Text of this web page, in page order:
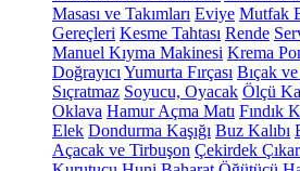
Masası ve Takımları Eviye Mutfak
Gereçleri Kesme Tahtası Rende
Manuel Kıyma Makinesi Krema
Doğrayıcı Yumurta Fırçası Bıçak
Sıçratmaz Soyucu, Oyacak Ölçü
Oklava Hamur Açma Matı Fındık
Elek Dondurma Kaşığı Buz Kalıbı
Açacak ve Tirbuşon Çekirdek